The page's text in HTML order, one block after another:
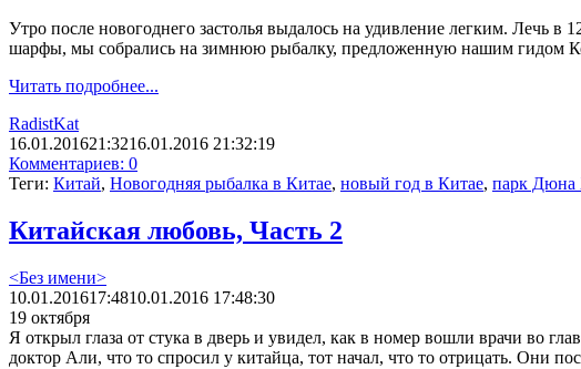
Утро после новогоднего застолья выдалось на удивление легким. Лечь
шарфы, мы собрались на зимнюю рыбалку, предложенную нашим гидом
Читать подробнее...
RadistKat
16.01.201621:3216.01.2016 21:32:19
Комментариев: 0
Теги: Китай, Новогодняя рыбалка в Китае, новый год в Китае, парк Дюна
Китайская любовь, Часть 2
<Без имени>
10.01.201617:4810.01.2016 17:48:30
19 октября
Я открыл глаза от стука в дверь и увидел, как в номер вошли врачи во
доктор Али, что то спросил у китайца, тот начал, что то отрицать. Они